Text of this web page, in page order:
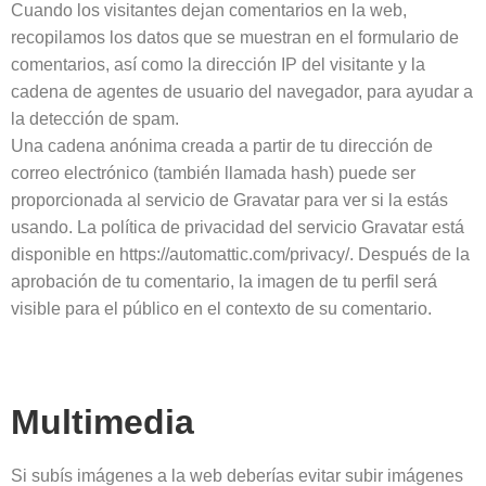
Cuando los visitantes dejan comentarios en la web,
recopilamos los datos que se muestran en el formulario de
comentarios, así como la dirección IP del visitante y la
cadena de agentes de usuario del navegador, para ayudar a
la detección de spam.
Una cadena anónima creada a partir de tu dirección de
correo electrónico (también llamada hash) puede ser
proporcionada al servicio de Gravatar para ver si la estás
usando. La política de privacidad del servicio Gravatar está
disponible en https://automattic.com/privacy/. Después de la
aprobación de tu comentario, la imagen de tu perfil será
visible para el público en el contexto de su comentario.
Multimedia
Si subís imágenes a la web deberías evitar subir imágenes